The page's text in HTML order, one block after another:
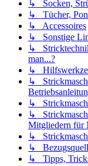
↳ Socken,
↳ Tücher,
↳ Accessoires
↳ Sonstige
↳
man...?
↳
↳
↳
↳
Mitgliedern für
↳
↳
↳ Tipps,